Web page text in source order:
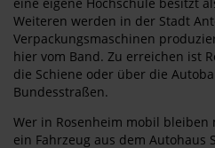
Weiteren werden in der Stadt
Verpackungsmaschinen
hier vom Band. Zu erreichen ist
die Schiene oder über die
Bundesstraßen.
Wer in Rosenheim mobil
ein Fahrzeug aus dem Autohaus